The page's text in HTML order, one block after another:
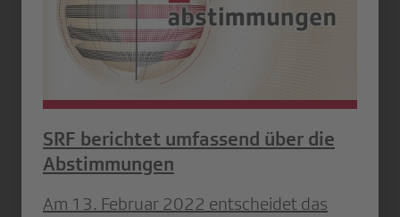
SRF berichtet umfassend über die
Abstimmungen
Am 13. Februar 2022 entscheidet das